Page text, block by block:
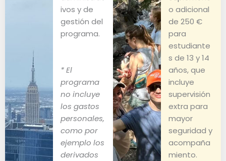
ivos y de
gestión del
programa.
* El
programa
no incluye
los gastos
personales,
como por
ejemplo los
derivados
o adicional
de 250 €
para
estudiante
s de 13 y 14
años, que
incluye
supervisión
extra para
mayor
seguridad y
acompaña
miento.